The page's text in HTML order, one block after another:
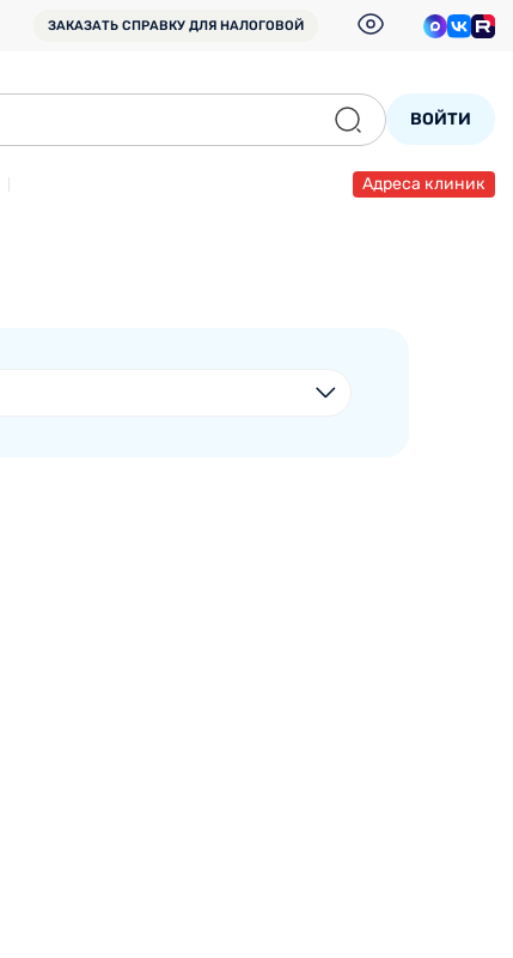
ЗАКАЗАТЬ СПРАВКУ ДЛЯ НАЛОГОВОЙ
ВОЙТИ
Адреса клиник